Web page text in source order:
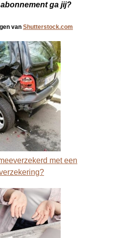
ga jij?
van Shutterstock.com
met een